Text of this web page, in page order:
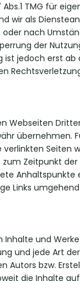
TMG für
wir als
nach
der
ist jedoch erst
Webseiten
übernehmen.
Zeitpunkt
Links
und
und jede Art
bzw.
die Inhalte